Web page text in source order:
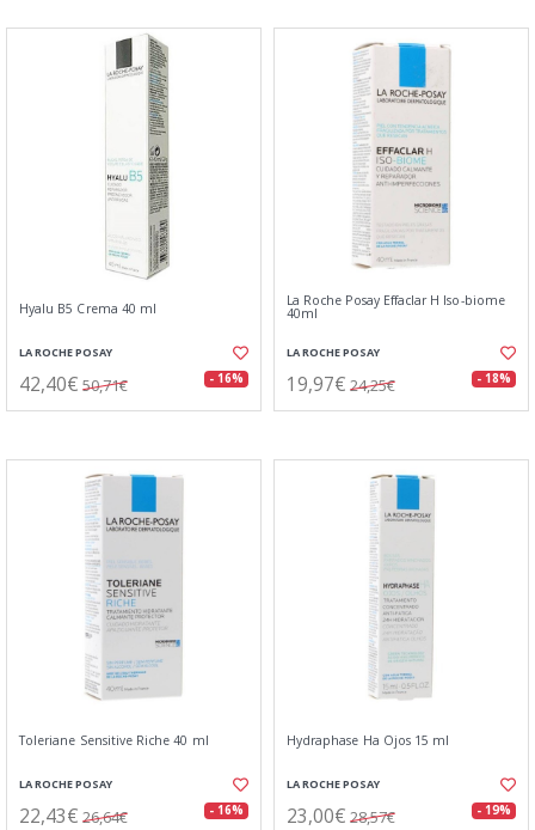
Hyalu B5 Crema 40 ml
LA ROCHE POSAY
42,40€ 50,71€ - 16%
La Roche Posay Effaclar H Iso-biome
40ml
LA ROCHE POSAY
19,97€ 24,25€ - 18%
Toleriane Sensitive Riche 40 ml
LA ROCHE POSAY
22,43€ 26,64€ - 16%
Hydraphase Ha Ojos 15 ml
LA ROCHE POSAY
23,00€ 28,57€ - 19%